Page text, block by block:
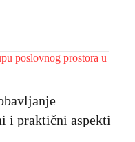
i praktični aspekti